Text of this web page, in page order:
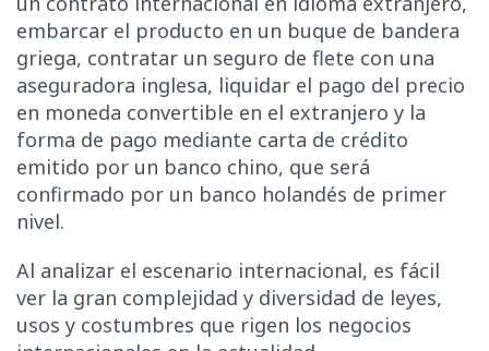
embarcar el producto en un buque de bandera
griega, contratar un seguro de flete con una
aseguradora inglesa, liquidar el pago del precio
en moneda convertible en el extranjero y la
forma de pago mediante carta de crédito
emitido por un banco chino, que será
confirmado por un banco holandés de primer
nivel.
Al analizar el escenario internacional, es fácil
ver la gran complejidad y diversidad de leyes,
usos y costumbres que rigen los negocios